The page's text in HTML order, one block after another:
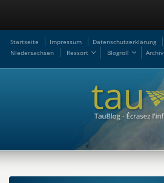
Startseite Impressum Datenschutzerklärung
Niedersachsen
Ressort Blogroll Archiv